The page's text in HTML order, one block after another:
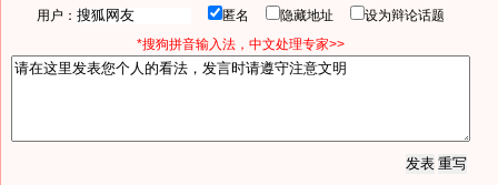
用户： 匿名 隐藏地址
设为辩论话题
*搜狗拼音输入法，中文处理专家>>